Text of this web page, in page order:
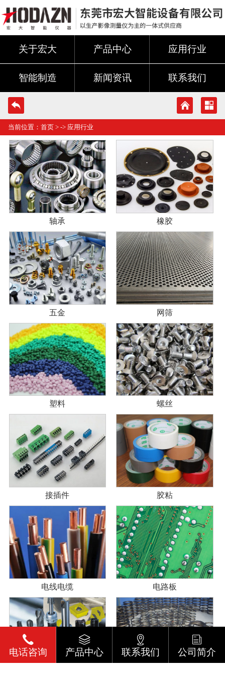
关于宏大 产品中心 应用行业
智能制造 新闻资讯 联系我们
当前位置： 首页 > -> 应用行业
轴承 橡胶
五金 网筛
塑料 螺丝
接插件 胶粘
电线电缆 电路板
电话咨询 产品中心 联系我们 公司简介